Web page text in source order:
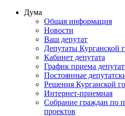
Дума
Общая информация
Новости
Ваш депутат
Депутаты Курганской
Кабинет депутата
График приема
Постоянные
Решения Курганской
Интернет-приемная
Собрание граждан по
проектов